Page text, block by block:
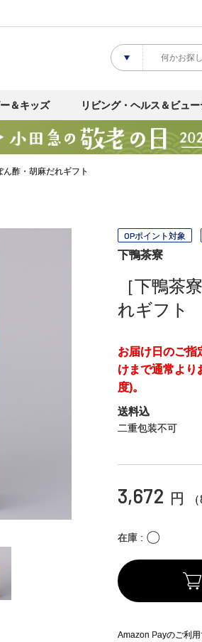
＆キッズ リビング・ヘルス＆ビュ
ん酢・胡麻だれギフト
OPポイント対象
下鴨茶寮
［下鴨茶
れギフト
お届け日のご指
けまで通常より
度)。
送料込
二重包装不可
3,672 円
在庫 〇
Amazon Payのご利